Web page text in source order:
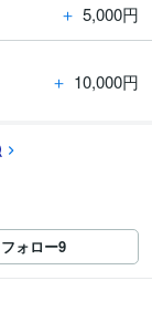
＋ 5,000円
＋ 10,000円
フォロー9